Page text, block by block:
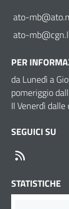
ato-
ato-
PER
da Lunedì a
pomeriggio
Il Venerdì
SEGUICI SU
STATISTICHE